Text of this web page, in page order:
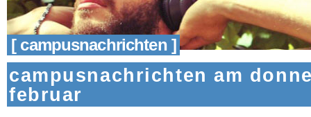
[ campusnachrichten ]
campusnachrichten am
februar